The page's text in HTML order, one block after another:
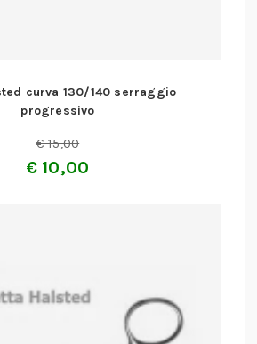
curva 130/140 serraggio
progressivo
€15,00
€ 10,00